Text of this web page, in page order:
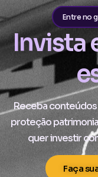
Entre no
Invista
Receba conteúdos
proteção
quer investir
Faça